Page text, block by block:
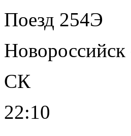
Поезд 254Э
СК
22:10